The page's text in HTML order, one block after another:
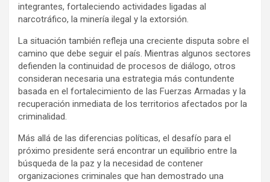
integrantes, fortaleciendo actividades ligadas al
narcotráfico, la minería ilegal y la extorsión.
La situación también refleja una creciente disputa sobre el
camino que debe seguir el país. Mientras algunos sectores
defienden la continuidad de procesos de diálogo, otros
consideran necesaria una estrategia más contundente
basada en el fortalecimiento de las Fuerzas Armadas y la
recuperación inmediata de los territorios afectados por la
criminalidad.
Más allá de las diferencias políticas, el desafío para el
próximo presidente será encontrar un equilibrio entre la
búsqueda de la paz y la necesidad de contener
organizaciones criminales que han demostrado una